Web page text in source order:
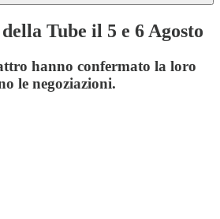
Tube il 5 e 6 Agosto
hanno confermato la loro
le negoziazioni.